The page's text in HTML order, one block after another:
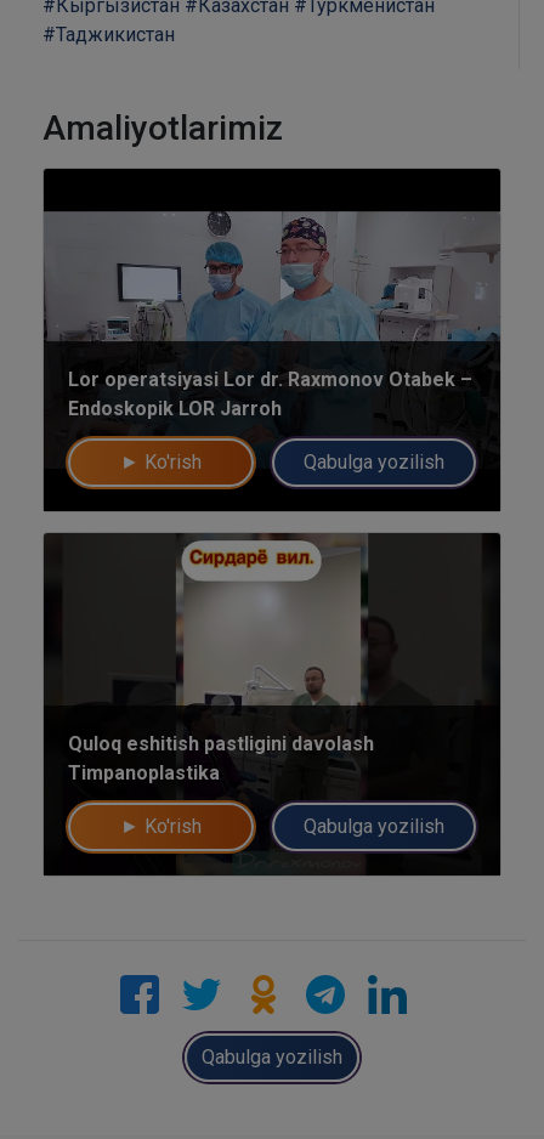
#Кыргызистан #Казахстан #Туркменистан
#Таджикистан
Amaliyotlarimiz
Lor operatsiyasi Lor dr. Raxmonov Otabek –
Endoskopik LOR Jarroh
► Ko'rish Qabulga yozilish
Quloq eshitish pastligini davolash
Timpanoplastika
► Ko'rish Qabulga yozilish
Qabulga yozilish
Umumiy chatimizga yozing
Mutaxassislar
Bizning shifokorlarimiz sizga maslahat berishdan xursand bo'lishadi!
Mutaxassisga yozing yo'q rahmat